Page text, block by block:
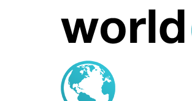
MARIUSZ ŁAMAGA 06.10.2025
Zdrowe Przepisy – Twój
Klucz do Lepszego